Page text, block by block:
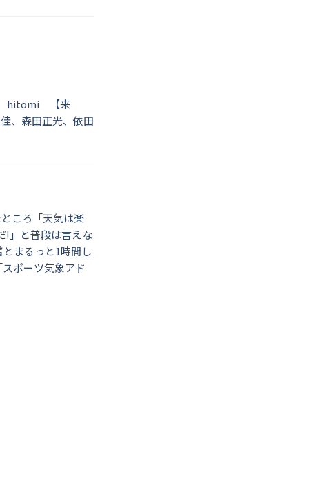
、hitomi 【来
、森田正光、依田
ころ「天気は楽
!」と普段は言えな
まるっと1時間し
ポーツ気象アド